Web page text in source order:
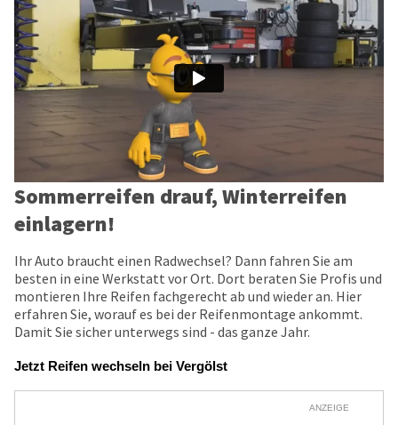
Sommerreifen drauf, Winterreifen
einlagern!
Ihr Auto braucht einen Radwechsel? Dann fahren Sie am
besten in eine Werkstatt vor Ort. Dort beraten Sie Profis und
montieren Ihre Reifen fachgerecht ab und wieder an. Hier
erfahren Sie, worauf es bei der Reifenmontage ankommt.
Damit Sie sicher unterwegs sind - das ganze Jahr.
Jetzt Reifen wechseln bei Vergölst
ANZEIGE